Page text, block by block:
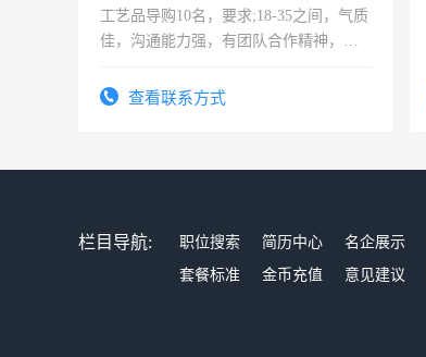
工艺品导购10名，要求;18-35之间，气质
佳，沟通能力强，有团队合作精神，有
查看联系方式
栏目导航: 职位搜索 简历中心 名企展示
套餐标准
金币充值 意见建议